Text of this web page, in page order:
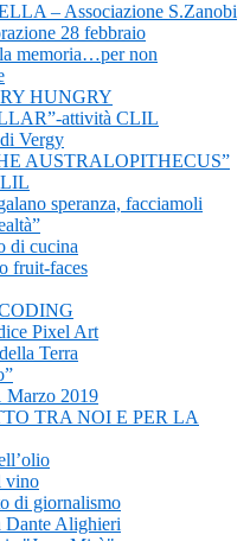
– Associazione S.Zanobi
28 febbraio
memoria…per non
HUNGRY
attività CLIL
Vergy
AUSTRALOPITHECUS”
speranza, facciamoli
di cucina
fruit-faces
Pixel Art
Terra
Marzo 2019
TRA NOI E PER LA
vino
di giornalismo
Dante Alighieri